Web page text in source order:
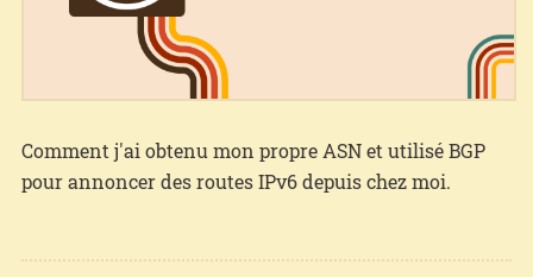
Comment j'ai obtenu mon propre ASN et utilisé BGP
pour annoncer des routes IPv6 depuis chez moi.